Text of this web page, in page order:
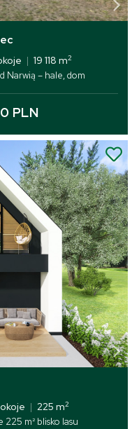
| 19 118 m2
Narwią – hale, dom
PLN
| 225 m2
m² blisko lasu